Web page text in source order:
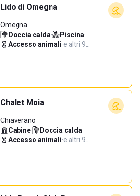
Lido di Omegna
Omegna
Doccia calda· Piscina·
Accesso animali·e altri 9…
Chalet Moia
Chiaverano
Cabine· Doccia calda·
Accesso animali·e altri 9…